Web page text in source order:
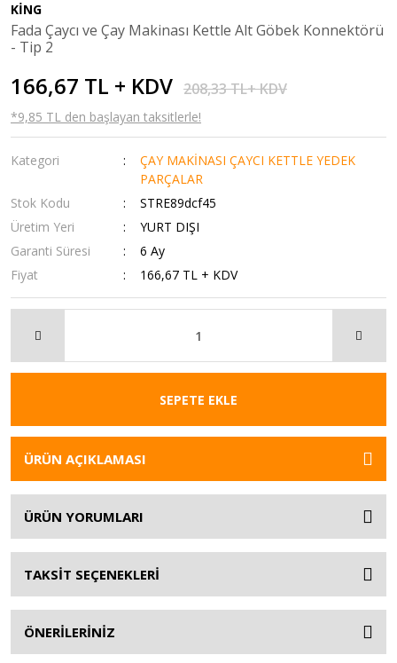
KİNG
Fada Çaycı ve Çay Makinası Kettle Alt Göbek Konnektörü
- Tip 2
166,67 TL + KDV 208,33 TL+ KDV
*9,85 TL den başlayan taksitlerle!
Kategori
ÇAY MAKİNASI ÇAYCI KETTLE YEDEK
PARÇALAR
Stok Kodu
STRE89dcf45
Üretim Yeri
YURT DIŞI
Garanti Süresi
6 Ay
Fiyat
166,67 TL + KDV
SEPETE EKLE
ÜRÜN AÇIKLAMASI
ÜRÜN YORUMLARI
TAKSİT SEÇENEKLERİ
ÖNERİLERİNİZ